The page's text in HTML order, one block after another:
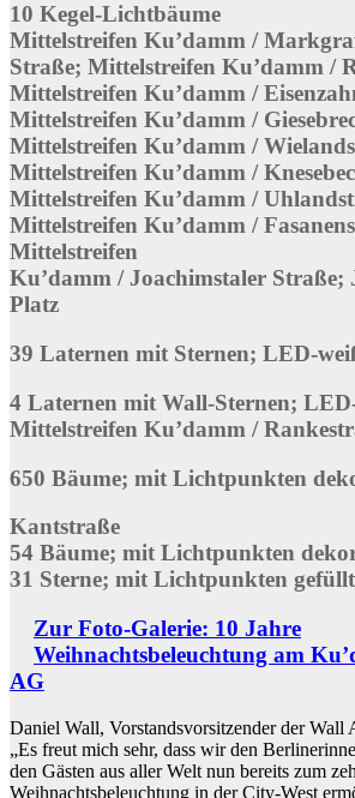
10 Kegel-Lichtbäume
Mittelstreifen Ku’damm /
Straße; Mittelstreifen Ku’damm /
Mittelstreifen Ku’damm /
Mittelstreifen Ku’damm /
Mittelstreifen Ku’damm /
Mittelstreifen Ku’damm /
Mittelstreifen Ku’damm /
Mittelstreifen Ku’damm /
Mittelstreifen
Ku’damm / Joachimstaler Straße;
Platz
39 Laternen mit Sternen; LED-
4 Laternen mit Wall-Sternen;
Mittelstreifen Ku’damm /
650 Bäume; mit Lichtpunkten
Kantstraße
54 Bäume; mit Lichtpunkten
31 Sterne; mit Lichtpunkten
Zur Foto-Galerie: 10 Jahre
Weihnachtsbeleuchtung am
AG
Daniel Wall, Vorstandsvorsitzender der Wall
„Es freut mich sehr, dass wir den
den Gästen aus aller Welt nun bereits zum
Weihnachtsbeleuchtung in der City-West